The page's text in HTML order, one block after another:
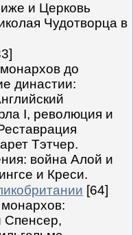
и Церковь
Чудотворца в
до
династии:
I, революция и
Тэтчер.
война Алой и
и Креси.
[64]
Спенсер,